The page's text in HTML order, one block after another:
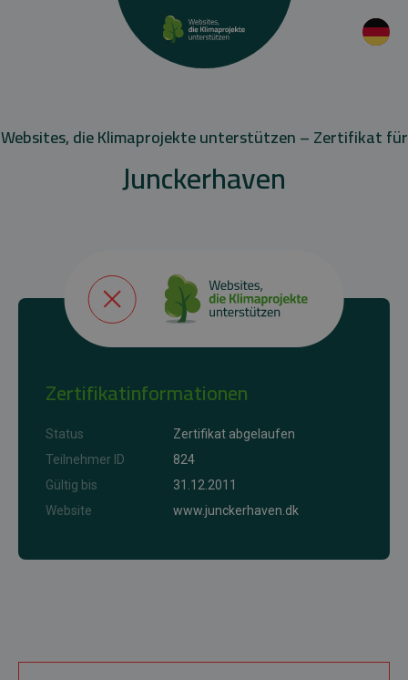
Websites, die Klimaprojekte unterstützen – Zertifikat für
Junckerhaven
Zertifikatinformationen
Status
Zertifikat abgelaufen
Teilnehmer ID
824
Gültig bis
31.12.2011
Website
www.junckerhaven.dk